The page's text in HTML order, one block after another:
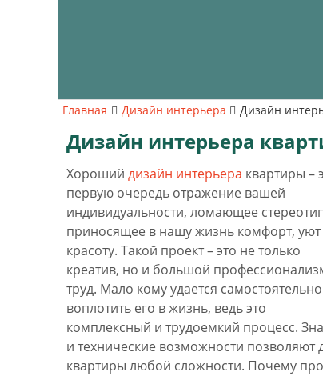
Главная Дизайн интерьера Дизайн
Дизайн интерьера
Хороший дизайн интерьера квартиры –
первую очередь отражение вашей
индивидуальности, ломающее
приносящее в нашу жизнь комфорт, уют
красоту. Такой проект – это не только
креатив, но и большой
труд. Мало кому удается самостоятельно
воплотить его в жизнь, ведь это
комплексный и трудоемкий процесс.
и технические возможности позволяют
квартиры любой сложности. Почему